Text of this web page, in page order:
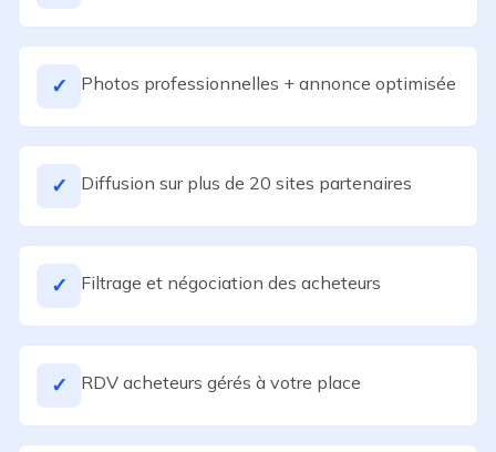
✓ Photos professionnelles + annonce optimisée
✓ Diffusion sur plus de 20 sites partenaires
✓ Filtrage et négociation des acheteurs
✓ RDV acheteurs gérés à votre place